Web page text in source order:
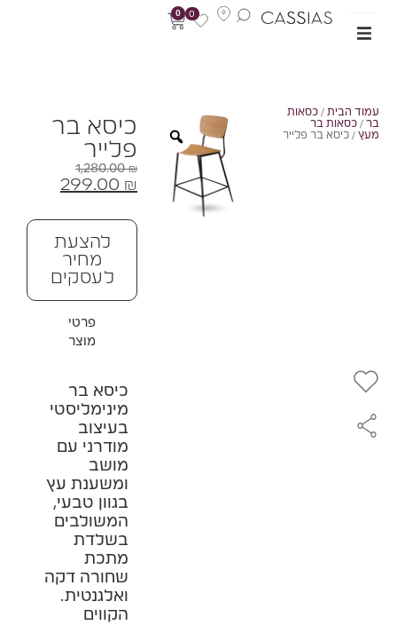
0
הבית/כסאות
/כסאות בר
/ כיסא בר פלייר
כיסא בר
פלייר
1,280.00
299.00
להצעת
מחיר
לעסקים
פרטי
מוצר
כיסא בר
מינימליסטי
בעיצוב
מודרני עם
מושב
ומשענת עץ
בגוון טבעי,
המשולבים
בשלדת
מתכת
שחורה דקה
ואלגנטית.
הקווים